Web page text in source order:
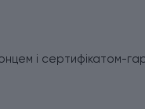
і сертифікатом-